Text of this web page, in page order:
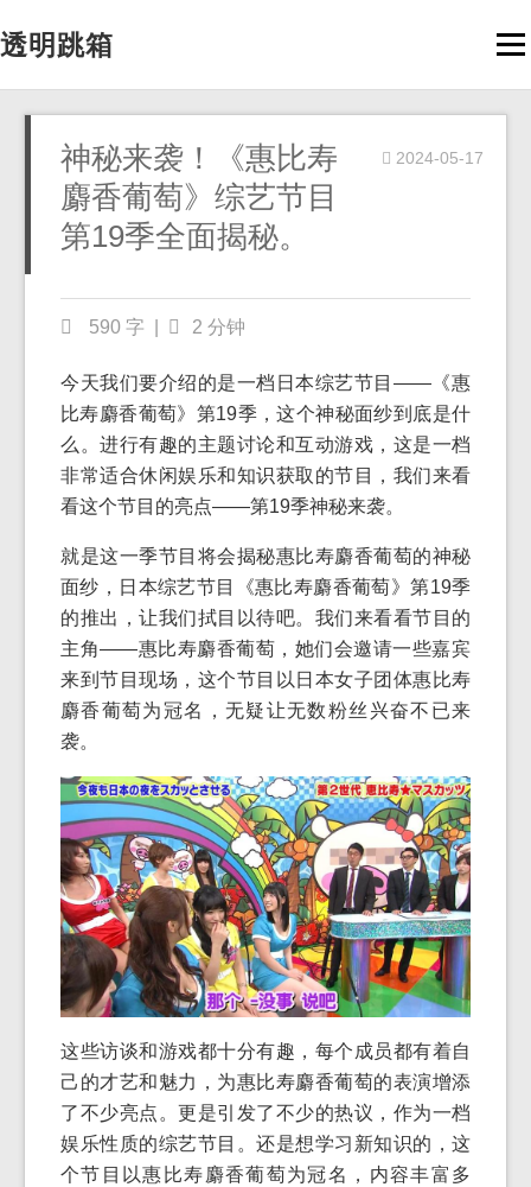
透明跳箱
神秘来袭！《惠比寿
麝香葡萄》综艺节目
第19季全面揭秘。
2024-05-17
590 字 2 分钟
今天我们要介绍的是一档日本综艺节目——《惠
比寿麝香葡萄》第19季，这个神秘面纱到底是什
么。进行有趣的主题讨论和互动游戏，这是一档
非常适合休闲娱乐和知识获取的节目，我们来看
看这个节目的亮点——第19季神秘来袭。
就是这一季节目将会揭秘惠比寿麝香葡萄的神秘
面纱，日本综艺节目《惠比寿麝香葡萄》第19季
的推出，让我们拭目以待吧。我们来看看节目的
主角——惠比寿麝香葡萄，她们会邀请一些嘉宾
来到节目现场，这个节目以日本女子团体惠比寿
麝香葡萄为冠名，无疑让无数粉丝兴奋不已来
袭。
这些访谈和游戏都十分有趣，每个成员都有着自
己的才艺和魅力，为惠比寿麝香葡萄的表演增添
了不少亮点。更是引发了不少的热议，作为一档
娱乐性质的综艺节目。还是想学习新知识的，这
个节目以惠比寿麝香葡萄为冠名，内容丰富多